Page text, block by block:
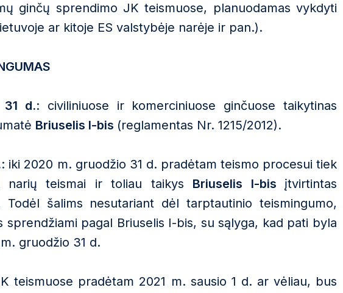
ginčų sprendimo JK teismuose, planuodamas vykdyti
ar kitoje ES valstybėje narėje ir pan.).
d.: civiliniuose ir komerciniuose ginčuose taikytinas
Briuselis I-bis (reglamentas Nr. 1215/2012).
: iki 2020 m. gruodžio 31 d. pradėtam teismo procesui tiek
narių teismai ir toliau taikys Briuselis I-bis įtvirtintas
Todėl šalims nesutariant dėl tarptautinio teismingumo,
sprendžiami pagal Briuselis I-bis, su sąlyga, kad pati byla
gruodžio 31 d.
teismuose pradėtam 2021 m. sausio 1 d. ar vėliau, bus